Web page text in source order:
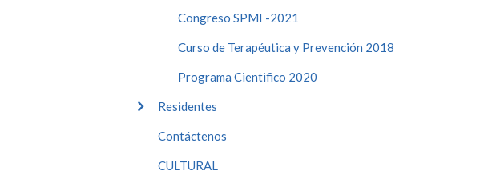
Congreso SPMI -2021
Curso de Terapéutica y Prevención 2018
Programa Cientifico 2020
Residentes
Contáctenos
CULTURAL